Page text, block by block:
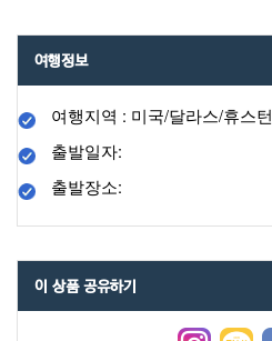
여행정보
여행지역 : 미국/달라스/휴스턴
출발일자:
출발장소:
이 상품 공유하기